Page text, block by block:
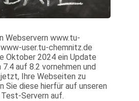
Webservern www.tu-
user.tu-chemnitz.de
Oktober 2024 ein Update
auf 8.2 vornehmen und
Ihre Webseiten zu
Sie diese hierfür auf unseren
Servern auf.